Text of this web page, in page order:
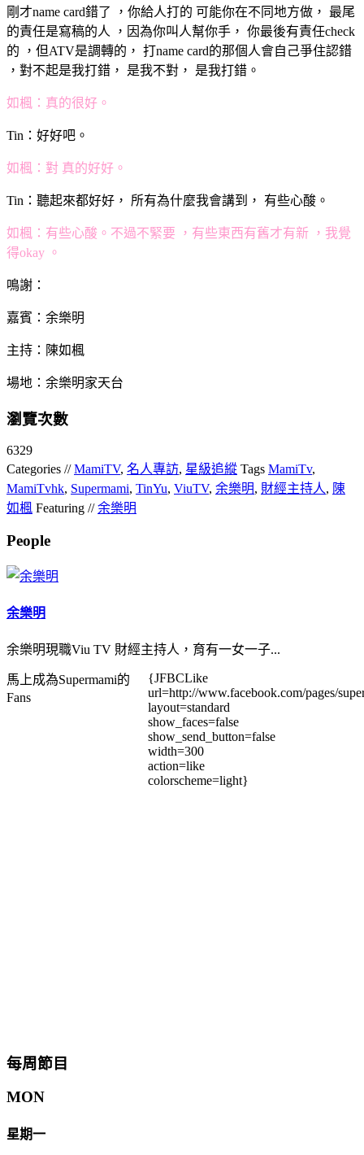
剛才name card錯了 ，你給人打的 可能你在不同地方做， 最尾
的責任是寫稿的人 ，因為你叫人幫你手， 你最後有責任check
的 ，但ATV是調轉的， 打name card的那個人會自己爭住認錯
，對不起是我打錯， 是我不對， 是我打錯。
如楓：真的很好。
Tin：好好吧。
如楓：對 真的好好。
Tin：聽起來都好好， 所有為什麼我會講到， 有些心酸。
如楓：有些心酸。不過不緊要 ，有些東西有舊才有新 ，我覺
得okay 。
鳴謝：
嘉賓：余樂明
主持：陳如楓
場地：余樂明家天台
瀏覽次數
6329
Categories //MamiTV, 名人專訪, 星級追縱 Tags MamiTv,
MamiTvhk, Supermami, TinYu, ViuTV, 余樂明, 財經主持人, 陳
如楓 Featuring //余樂明
People
余樂明
余樂明現職Viu TV 財經主持人，育有一女一子...
馬上成為Supermami的
Fans
{JFBCLike
url=http://www.facebook.com/pages/
layout=standard
show_faces=false
show_send_button=false
width=300
action=like
colorscheme=light}
每周節目
MON
星期一